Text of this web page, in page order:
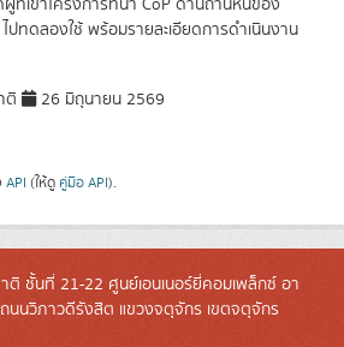
ผู้ที่เข้าโครงการที่นำ CoP ด้านถ่านหินของ
ปทดลองใช้ พร้อมรายละเอียดการดำเนินงาน
ติ 26 มิถุนายน 2569
API (ให้ดู คู่มือ API).
ติ ชั้นที่ 21-22 ศูนย์เอนเนอร์ยี่คอมเพล็กซ์ อา
นนวิภาวดีรังสิต แขวงจตุจักร เขตจตุจักร